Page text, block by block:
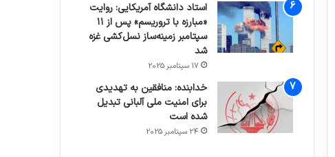
استاد دانشگاه آمریکایی: روایت
«مبارزه با تروریسم» پس از ۱۱
سپتامبر زمینه‌ساز نسل‌کشی غزه
شد
17 سپتامبر 2025
خدابنده: منافقین به تهدیدی
برای امنیت ملی آلبانی تبدیل
شده است
24 سپتامبر 2025